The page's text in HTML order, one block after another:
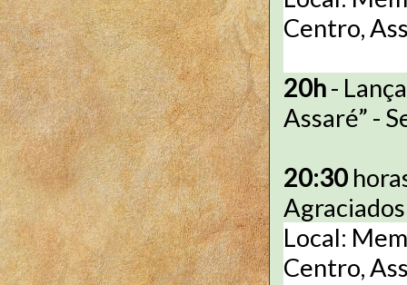
Centro,
20h-
Assaré” -
20:30
Local:
Centro,